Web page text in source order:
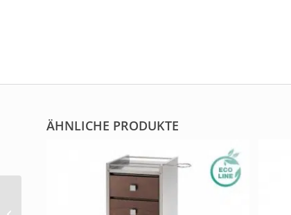
ÄHNLICHE PRODUKTE